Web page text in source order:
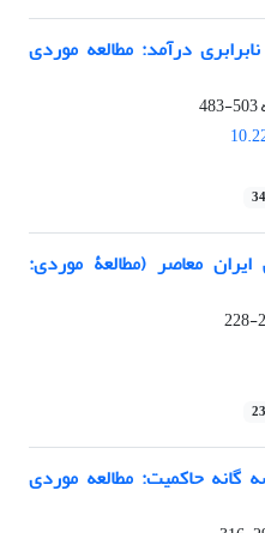
درآمد: مطالعه موردی
503-483
معاصر (مطالعۀ موردی:
گانه حاکمیت: مطالعه موردی